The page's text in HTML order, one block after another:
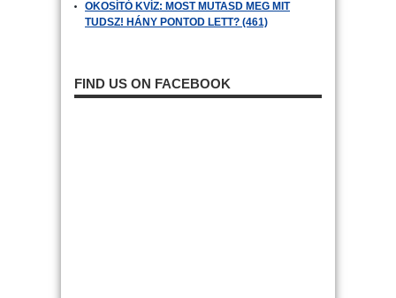
OKOSÍTÓ KVÍZ: MOST MUTASD MEG MIT
TUDSZ! HÁNY PONTOD LETT? (461)
FIND US ON FACEBOOK